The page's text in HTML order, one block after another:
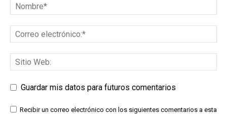
Guardar mis datos para futuros comentarios
Recibir un correo electrónico con los siguientes comentarios a esta